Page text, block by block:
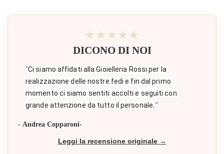
★★★★★
DICONO DI NOI
"Ci siamo affidati alla Gioielleria Rossi per la
realizzazione delle nostre fedi e fin dal primo
momento ci siamo sentiti accolti e seguiti con
grande attenzione da tutto il personale."
- Andrea Copparoni-
Leggi la recensione originale →